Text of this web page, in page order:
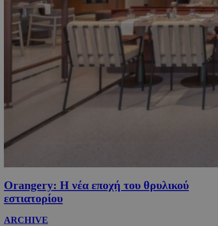
Orangery: Η νέα εποχή του θρυλικού
εστιατορίου
ARCHIVE